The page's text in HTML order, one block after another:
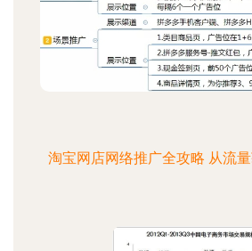
淘宝网店网络推广全攻略 从流